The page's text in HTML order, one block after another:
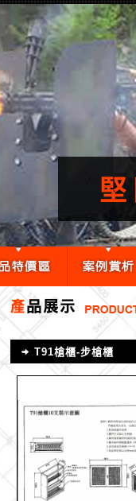
T91槍櫃-步槍櫃